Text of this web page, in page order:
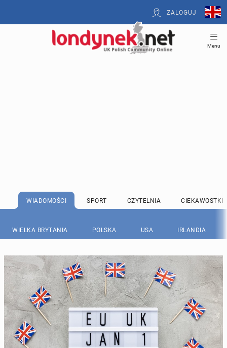
ZALOGUJ
Menu
WIADOMOŚCI SPORT CZYTELNIA CIEKAWOSTKI
WIELKA BRYTANIA POLSKA USA IRLANDIA